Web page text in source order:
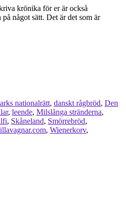
krönika för er är också
något sätt. Det är det som är
nationalrätt, danskt rågbröd, Den
, leende, Milslånga stränderna,
, Skåneland, Smörrebröd,
, Wienerkorv,